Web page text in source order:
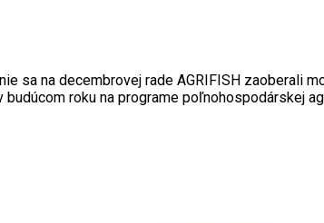
sa na decembrovej rade AGRIFISH zaoberali
roku na programe poľnohospodárskej